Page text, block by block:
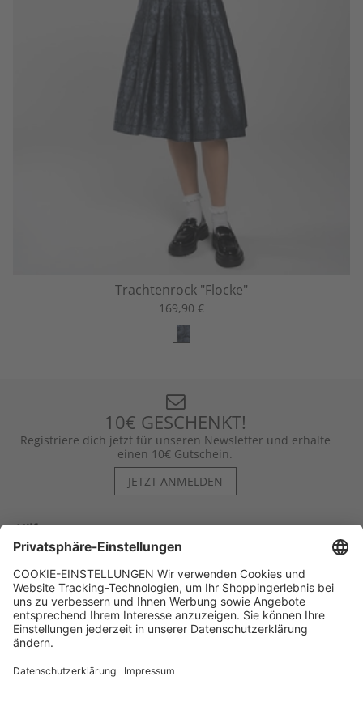
Trachtenrock "Flocke"
169,90 €
10€ GESCHENKT!
Registriere dich jetzt für unseren Newsletter und erhalte
einen 10€ Gutschein.
JETZT ANMELDEN
Hilfe
Kontakt
Kategorien